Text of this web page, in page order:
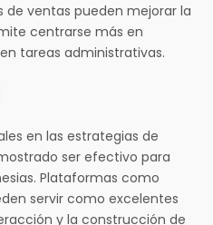
de ventas pueden mejorar la
centrarse más en
tareas administrativas.
en las estrategias de
ser efectivo para
Plataformas como
servir como excelentes
y la construcción de